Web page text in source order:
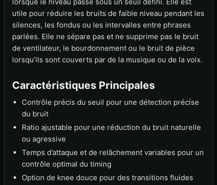
lorsque le niveau passe sous un seuil défini. Elle est
utile pour réduire les bruits de faible niveau pendant les
silences, les fondus ou les intervalles entre phrases
parlées. Elle ne sépare pas et ne supprime pas le bruit
de ventilateur, le bourdonnement ou le bruit de pièce
lorsqu’ils sont couverts par de la musique ou de la voix.
Caractéristiques Principales
Contrôle précis du seuil pour une détection précise
du bruit
Ratio ajustable pour une réduction du bruit naturelle
ou agressive
Temps d’attaque et de relâchement variables pour un
contrôle optimal du timing
Option de knee douce pour des transitions fluides